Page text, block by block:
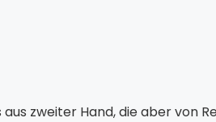
zweiter Hand, die aber von